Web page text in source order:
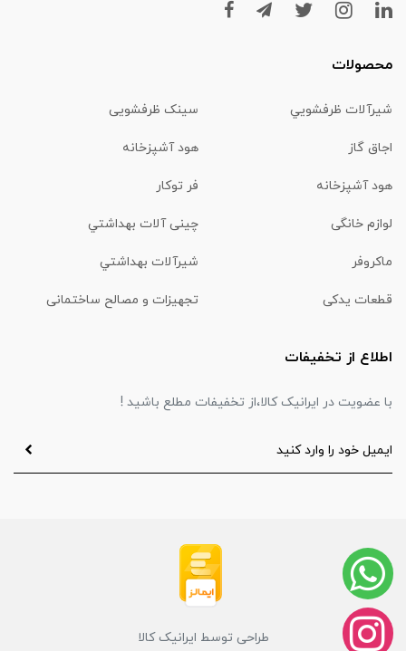
محصولات
شیرآلات ظرفشويي سینک ظرفشویی
اجاق گاز هود آشپزخانه
هود آشپزخانه فر توکار
لوازم خانگی چینی آلات بهداشتي
ماكروفر شیرآلات بهداشتي
قطعات یدکی تجهیزات و مصالح ساختمانی
اطلاع از تخفیفات
با عضویت در ایرانیک کالا،از تخفیفات مطلع باشید !
طراحی توسط ایرانیک کالا